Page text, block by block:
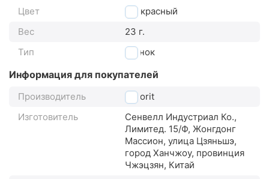
Цвет
красный
Вес
23 г.
Тип
звонок
Информация для покупателей
Производитель
Favorit
Изготовитель
Сенвелл Индустриал Ко.,
Лимитед. 15/Ф, Жонгдонг
Массион, улица Цзяньшэ,
город Ханчжоу, провинция
Чжэцзян, Китай